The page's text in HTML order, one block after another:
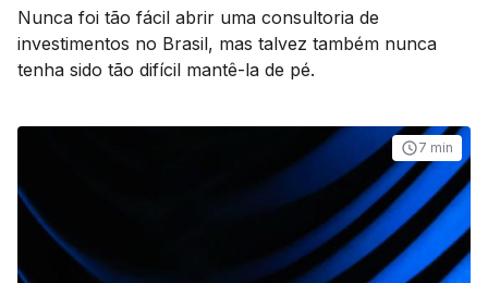
Nunca foi tão fácil abrir uma consultoria de
investimentos no Brasil, mas talvez também nunca
tenha sido tão difícil mantê-la de pé.
7 min